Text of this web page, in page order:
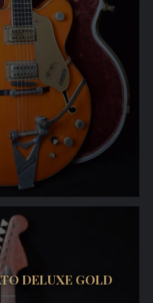
DELUXE GOLD